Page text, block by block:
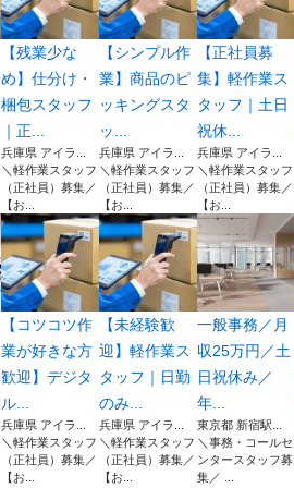
【残業少な
め】仕分け・
梱包スタッフ
｜正...
兵庫県 アイラ...
＼軽作業スタッフ
（正社員）募集／
【お...
【シンプル作
業】商品のピ
ッキングスタ
ッ...
兵庫県 アイラ...
＼軽作業スタッフ
（正社員）募集／
【お...
【正社員募
集】軽作業ス
タッフ｜土日
祝休...
兵庫県 アイラ...
＼軽作業スタッフ
（正社員）募集／
【お...
【コツコツ作
業が好きな方
歓迎】デジタ
ル...
兵庫県 アイラ...
＼軽作業スタッフ
（正社員）募集／
【お...
【未経験歓
迎】軽作業ス
タッフ｜日勤
のみ...
兵庫県 アイラ...
＼軽作業スタッフ
（正社員）募集／
【お...
一般事務／月
収25万円／土
日祝休み／
年...
東京都 新宿駅...
＼事務・コールセ
ンタースタッフ募
集／ ...